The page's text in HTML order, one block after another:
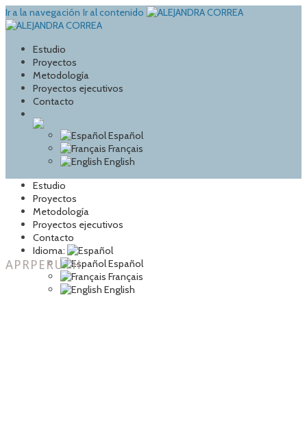
Ir a la navegación Ir al contenido
Estudio
Proyectos
Metodología
Proyectos ejecutivos
Contacto
Español
Français
English
Estudio
Proyectos
Metodología
Proyectos ejecutivos
Contacto
Idioma:
Español
Français
English
APRPERUTH